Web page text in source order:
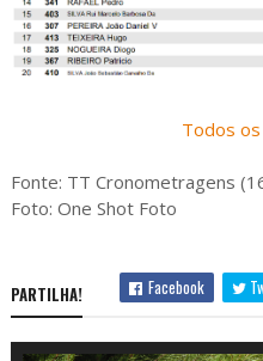
Todos
Fonte: TT Cronometragens
Foto: One Shot Foto
PARTILHA! Facebook